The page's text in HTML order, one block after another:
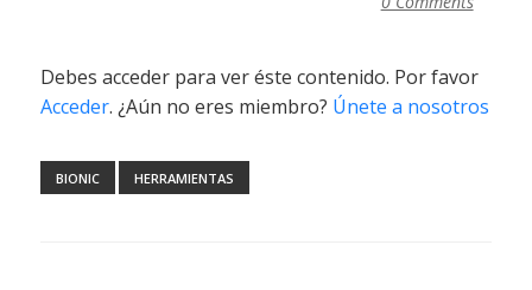
Debes acceder para ver éste contenido. Por favor
Acceder. ¿Aún no eres miembro? Únete a nosotros
BIONIC HERRAMIENTAS